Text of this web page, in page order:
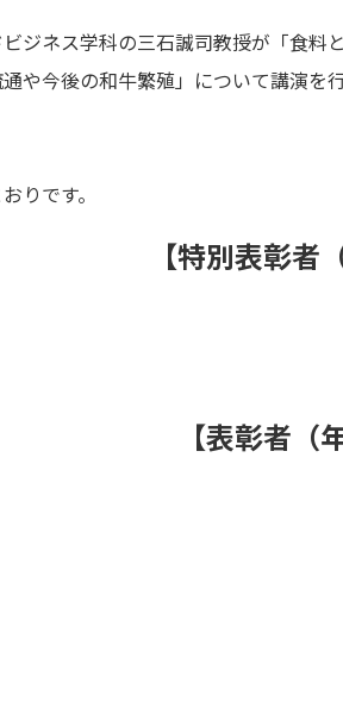
ジネス学科の三石誠司教授が「食
や今後の和牛繁殖」について講演を
りです。
【特別表彰者
【表彰者（